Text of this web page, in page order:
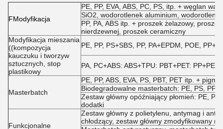
FModyfikacja
PE, PP, EVA, ABS, PC, PS, itp. + węglan
SiO2, wodorotlenek aluminium,
PP, PA, ABS itp. + proszek żelazowy,
nierdzewnej, proszek ceramiczny
Modyfikacja mieszania
((kompozycja
kauczuku i tworzyw
sztucznych, stop
plastikowy
PE, PP, PS+SBS, PP, PA+EPDM, POE,
PA, PC+ABS: ABS+TPU: PBT+PET: PP+PE
Masterbatch
PE, PP, ABS, EVA, PS, PBT, PET itp. +
Biodegradowalne masterbatch: PE, PS, PP
Zestaw główny opóźniający płomień: PE,
dodatki
Funkcjonalne
Zestaw główny z polietylenu, antymag i
chłodzący, zestaw główny zmodyfikowany